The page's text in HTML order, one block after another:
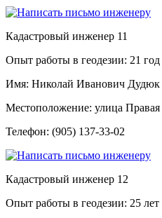
Кадастровый инженер 11
Опыт работы в геодезии: 21 год
Имя: Николай Иванович Дудюк
Местоположение: улица
Телефон: (905) 137-33-02
Кадастровый инженер 12
Опыт работы в геодезии: 25 лет